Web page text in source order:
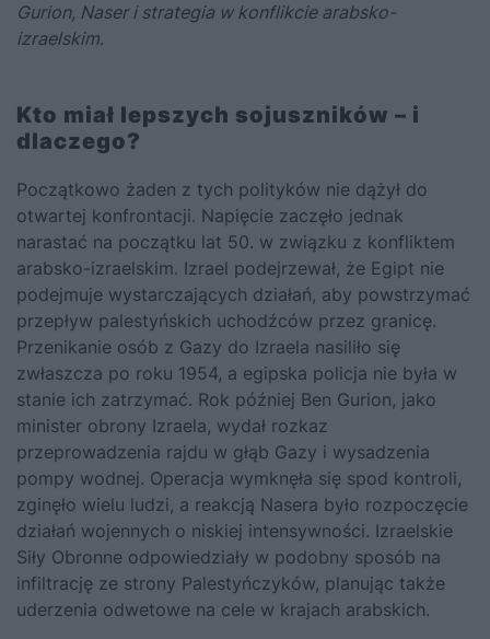
Gurion, Naser i strategia w konflikcie arabsko-
izraelskim.
Kto miał lepszych sojuszników – i
dlaczego?
Początkowo żaden z tych polityków nie dążył do
otwartej konfrontacji. Napięcie zaczęło jednak
narastać na początku lat 50. w związku z konfliktem
arabsko-izraelskim. Izrael podejrzewał, że Egipt nie
podejmuje wystarczających działań, aby powstrzymać
przepływ palestyńskich uchodźców przez granicę.
Przenikanie osób z Gazy do Izraela nasiliło się
zwłaszcza po roku 1954, a egipska policja nie była w
stanie ich zatrzymać. Rok później Ben Gurion, jako
minister obrony Izraela, wydał rozkaz
przeprowadzenia rajdu w głąb Gazy i wysadzenia
pompy wodnej. Operacja wymknęła się spod kontroli,
zginęło wielu ludzi, a reakcją Nasera było rozpoczęcie
działań wojennych o niskiej intensywności. Izraelskie
Siły Obronne odpowiedziały w podobny sposób na
infiltrację ze strony Palestyńczyków, planując także
uderzenia odwetowe na cele w krajach arabskich.